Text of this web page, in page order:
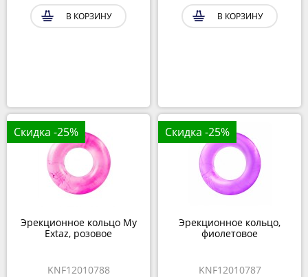
В КОРЗИНУ В КОРЗИНУ
Скидка -25%
Эрекционное кольцо My
Extaz, розовое
KNF12010788
Скидка -25%
Эрекционное кольцо,
фиолетовое
KNF12010787